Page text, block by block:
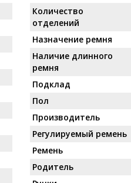
Количество
отделений
Назначение ремня
Наличие длинного
ремня
Подклад
Пол
Производитель
Регулируемый ремень
Ремень
Родитель